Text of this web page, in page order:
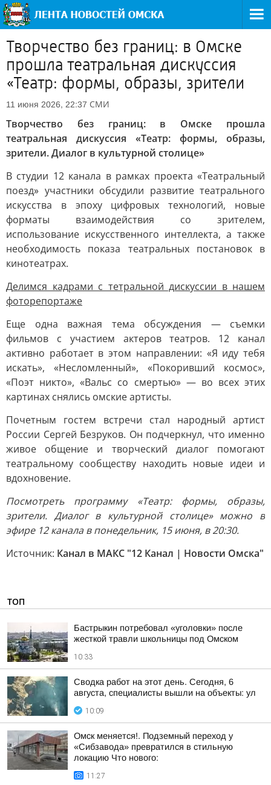
Творчество без границ: в Омске
прошла театральная дискуссия
«Театр: формы, образы, зрители
11 июня 2026, 22:37 СМИ
Творчество без границ: в Омске прошла
театральная дискуссия «Театр: формы, образы,
зрители. Диалог в культурной столице»
В студии 12 канала в рамках проекта «Театральный
поезд» участники обсудили развитие театрального
искусства в эпоху цифровых технологий, новые
форматы взаимодействия со зрителем,
использование искусственного интеллекта, а также
необходимость показа театральных постановок в
кинотеатрах.
Делимся кадрами с тетральной дискуссии в нашем
фоторепортаже
Еще одна важная тема обсуждения — съемки
фильмов с участием актеров театров. 12 канал
активно работает в этом направлении: «Я иду тебя
искать», «Несломленный», «Покоривший космос»,
«Поэт никто», «Вальс со смертью» — во всех этих
картинах снялись омские артисты.
Почетным гостем встречи стал народный артист
России Сергей Безруков. Он подчеркнул, что именно
живое общение и творческий диалог помогают
театральному сообществу находить новые идеи и
вдохновение.
Посмотреть программу «Театр: формы, образы,
зрители. Диалог в культурной столице» можно в
эфире 12 канала в понедельник, 15 июня, в 20:30.
Источник: Канал в МАКС "12 Канал | Новости Омска"
ТОП
Бастрыкин потребовал «уголовки» после
жесткой травли школьницы под Омском
10:33
Сводка работ на этот день. Сегодня, 6
августа, специалисты вышли на объекты: ул
10:09
Омск меняется!. Подземный переход у
«Сибзавода» превратился в стильную
локацию Что нового:
11:27